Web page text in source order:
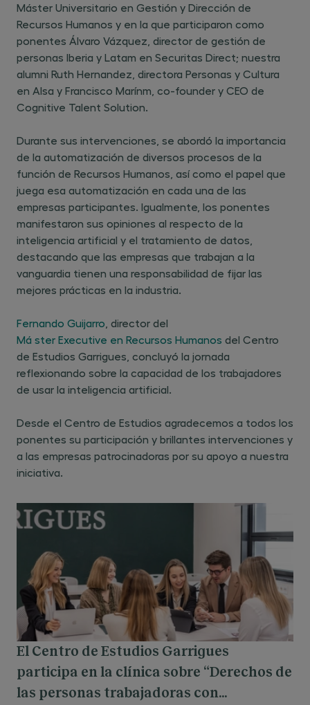
Máster Universitario en Gestión y Dirección de
Recursos Humanos y en la que participaron como
ponentes Álvaro Vázquez, director de gestión de
personas Iberia y Latam en Securitas Direct; nuestra
alumni Ruth Hernandez, directora Personas y Cultura
en Alsa y Francisco Marínm, co-founder y CEO de
Cognitive Talent Solution.
Durante sus intervenciones, se abordó la importancia
de la automatización de diversos procesos de la
función de Recursos Humanos, así como el papel que
juega esa automatización en cada una de las
empresas participantes. Igualmente, los ponentes
manifestaron sus opiniones al respecto de la
inteligencia artificial y el tratamiento de datos,
destacando que las empresas que trabajan a la
vanguardia tienen una responsabilidad de fijar las
mejores prácticas en la industria.
Fernando Guijarro , director del
Má ster Executive en Recursos Humanos del Centro
de Estudios Garrigues, concluyó la jornada
reflexionando sobre la capacidad de los trabajadores
de usar la inteligencia artificial.
Desde el Centro de Estudios agradecemos a todos los
ponentes su participación y brillantes intervenciones y
a las empresas patrocinadoras por su apoyo a nuestra
iniciativa.
El Centro de Estudios Garrigues
participa en la clínica sobre “Derechos de
las personas trabajadoras con